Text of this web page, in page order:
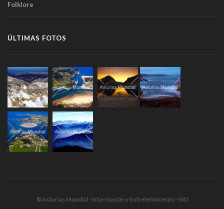
Folklore
ÚLTIMAS FOTOS
© Asturias Mundial · Información y Entretenimiento · SSD